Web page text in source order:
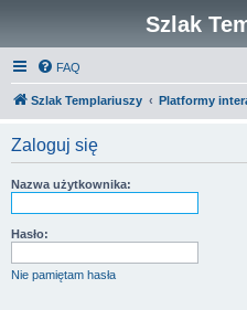
Szlak
FAQ
Szlak Templariuszy Platformy
Zaloguj się
Nazwa użytkownika:
Hasło:
Nie pamiętam hasła